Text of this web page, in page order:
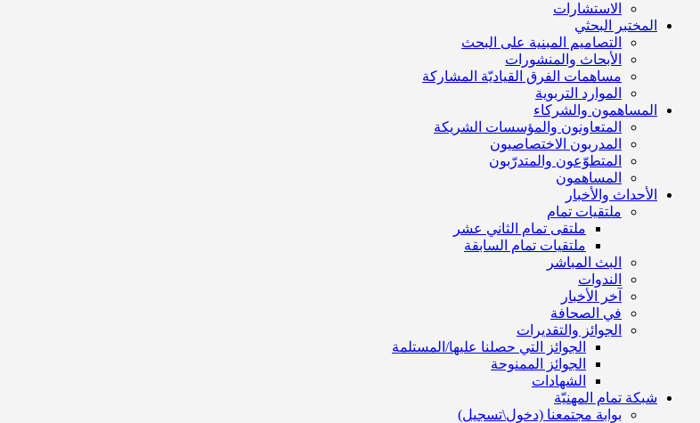
الاستشارات
المختبر البحثي
التصاميم المبنية على البحث
الأبحاث والمنشورات
مساهمات الفرق القياديّة المشاركة
الموارد التربوية
المساهمون والشركاء
المتعاونون والمؤسسات الشريكة
المدربون الاختصاصيون
المتطوّعون والمتدرّبون
المساهمون
الأحداث والأخبار
ملتقيات تمام
ملتقى تمام الثاني عشر
ملتقيات تمام السابقة
البث المباشر
الندوات
آخر الأخبار
في الصحافة
الجوائز والتقديرات
الجوائز التي حصلنا عليها/المستلمة
الجوائز الممنوحة
الشهادات
شبكة تمام المهنيّة
بوابة مجتمعنا (دخول\تسجيل)